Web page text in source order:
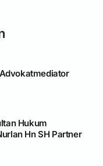
Hukum
Hn SH Partner